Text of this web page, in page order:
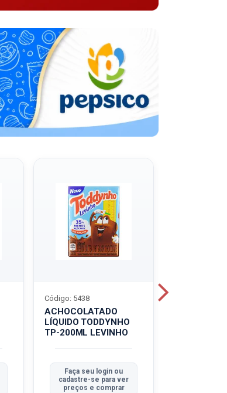
ACHOCOLATADO
LÍQUIDO TODDYNHO
TP-200ML LEVINHO
Código: 5438
Faça seu login ou
cadastre-se para ver
preços e comprar